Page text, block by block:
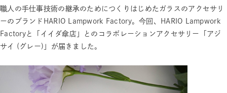
職人の手仕事技術の継承のためにつくりはじめたガラスのアクセサリ
ーのブランドHARIO Lampwork Factory。今回、HARIO Lampwork
Factoryと「イイダ傘店」とのコラボレーションアクセサリー「アジ
サイ (グレー)」が届きました。